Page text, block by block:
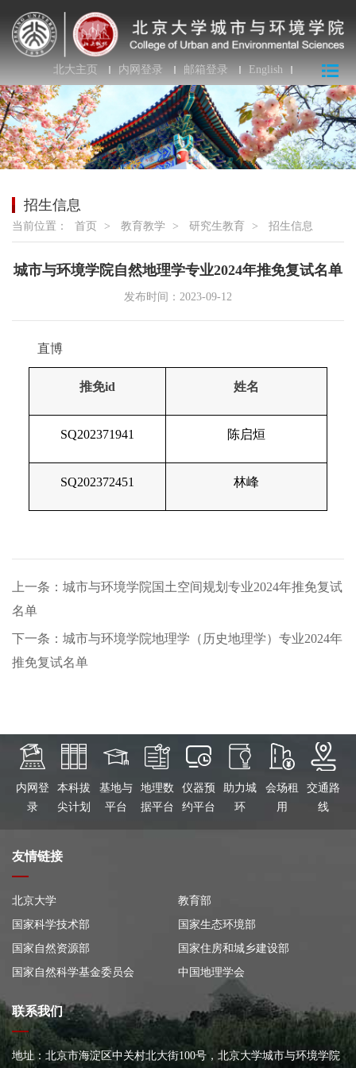
北大主页 内网登录 邮箱登录 English
招生信息
当前位置： 首页 > 教育教学 > 研究生教育 > 招生信息
城市与环境学院自然地理学专业2024年推免复试名单
发布时间：2023-09-12
直博
推免id 姓名
SQ202371941 陈启烜
SQ202372451 林峰
上一条：城市与环境学院国土空间规划专业2024年推免复试
名单
下一条：城市与环境学院地理学（历史地理学）专业2024年
推免复试名单
内网登
录
本科拔
尖计划
基地与
平台
地理数
据平台
仪器预
约平台
助力城
环
会场租
用
交通路
线
友情链接
北京大学
教育部
国家科学技术部
国家生态环境部
国家自然资源部
国家住房和城乡建设部
国家自然科学基金委员会
中国地理学会
联系我们
地址：北京市海淀区中关村北大街100号，北京大学城市与环境学院